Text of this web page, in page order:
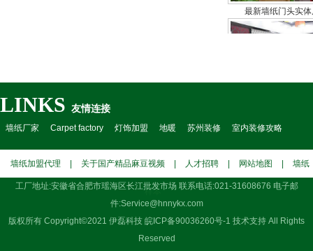
最新墙纸门头实
LINKS 友情连接
墙纸厂家 Carpet factory 灯饰加盟 地暖 苏州装修 室内装修攻略
墙纸加盟代理 关于国产精品麻豆视频 人才招聘 网站地图 墙纸
样本
工厂地址:安徽省合肥市瑶海区长江批发市场 联系电话:021-31608676 电子邮
件:Service@hnnykx.com
版权所有 Copyright©2021 伊磊科技 皖ICP备90036260号-1 技术支持 All Rights
Reserved